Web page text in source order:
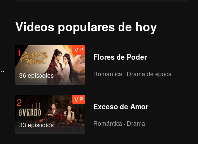
Videos populares de hoy
1
36 episodios
VIP
Flores de Poder
Romántica · Drama de época
2
33 episodios
VIP
Exceso de Amor
Romántica · Drama